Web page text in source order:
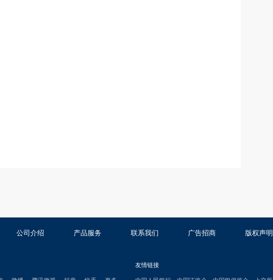
公司介绍 产品服务 联系我们 广告招商 版权声明
友情链接